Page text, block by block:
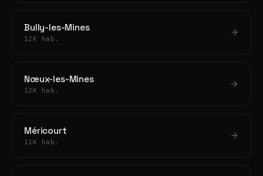
Bully-les-Mines
12K hab.
Nœux-les-Mines
12K hab.
Méricourt
11K hab.